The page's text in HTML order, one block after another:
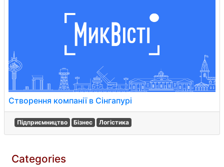
Створення компанії в Сінгапурі
Підприємництво Бізнес Логістика
Categories